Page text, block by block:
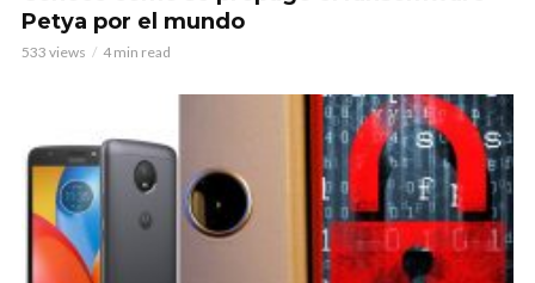
Petya por el mundo
533 views 4 min read